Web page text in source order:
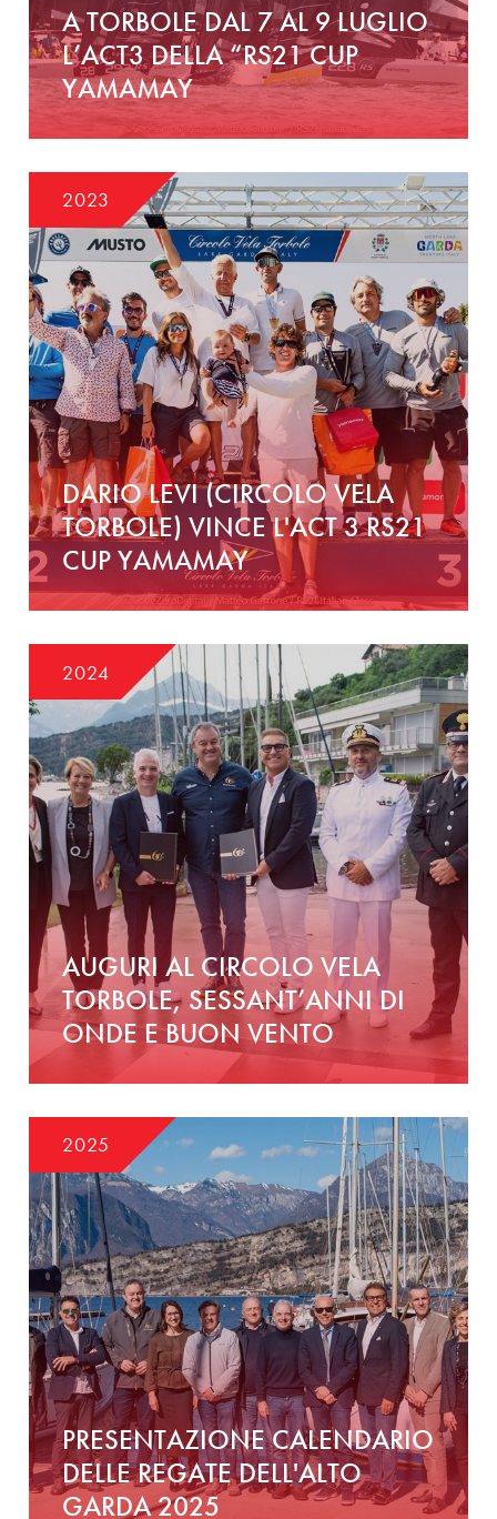
A TORBOLE DAL 7 AL 9 LUGLIO
L’ACT3 DELLA “RS21 CUP
YAMAMAY
2023
DARIO LEVI (CIRCOLO VELA
TORBOLE) VINCE L'ACT 3 RS21
CUP YAMAMAY
2024
AUGURI AL CIRCOLO VELA
TORBOLE, SESSANT’ANNI DI
ONDE E BUON VENTO
2025
PRESENTAZIONE CALENDARIO
DELLE REGATE DELL'ALTO
GARDA 2025